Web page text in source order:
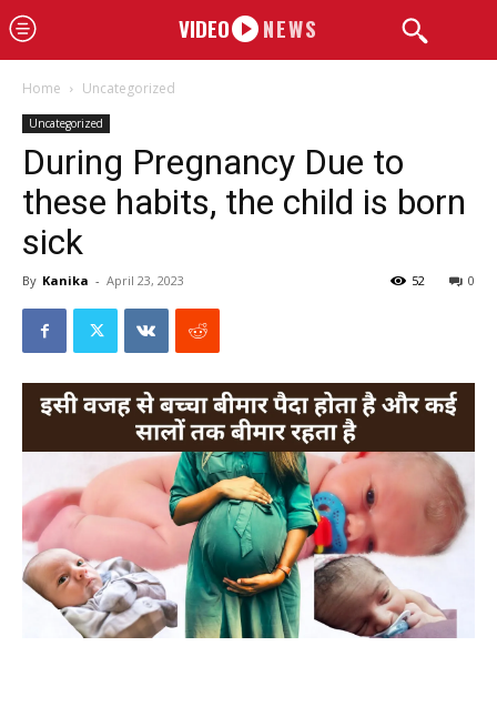
VIDEO NEWS
Home Uncategorized
Uncategorized
During Pregnancy Due to
these habits, the child is born
sick
By Kanika - April 23, 2023 0
52